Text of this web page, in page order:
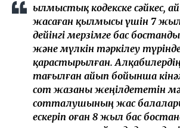
Қылмыстық кодекске сәйкес,
жасаған қылмысы үшін 7
дейінгі мерзімге бас
және мүлкін тәркілеу
қарастырылған.
тағылған айып бойынша
сот жазаны жеңілдететін
сотталушының жас
ескеріп оған 8 жыл бас